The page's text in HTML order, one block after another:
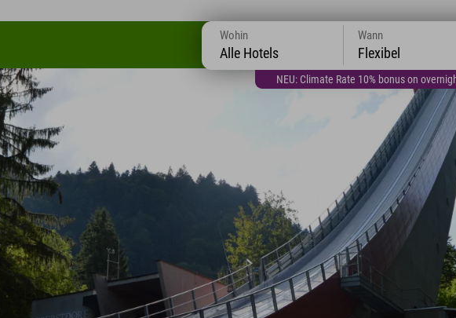
NEU: Climate Rate 10% bonus on
Wohin
Alle Hotels
Wann
Flexibel